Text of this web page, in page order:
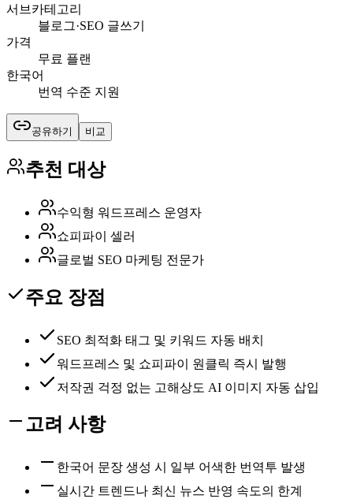
서브카테고리
블로그·SEO 글쓰기
가격
무료 플랜
한국어
번역 수준 지원
공유하기 비교
추천 대상
수익형 워드프레스 운영자
쇼피파이 셀러
글로벌 SEO 마케팅 전문가
주요 장점
SEO 최적화 태그 및 키워드 자동 배치
워드프레스 및 쇼피파이 원클릭 즉시 발행
저작권 걱정 없는 고해상도 AI 이미지 자동 삽입
고려 사항
한국어 문장 생성 시 일부 어색한 번역투 발생
실시간 트렌드나 최신 뉴스 반영 속도의 한계